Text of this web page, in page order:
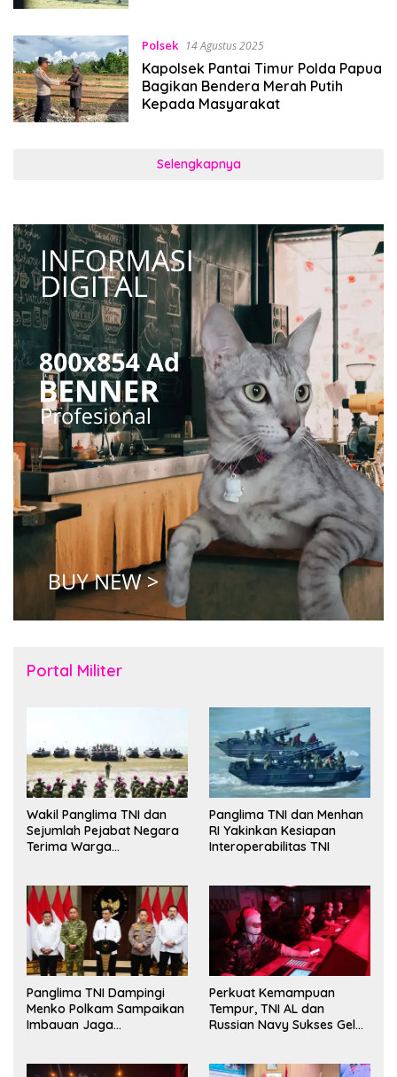
Polsek 14 Agustus 2025
Kapolsek Pantai Timur Polda Papua
Bagikan Bendera Merah Putih
Kepada Masyarakat
Selengkapnya
Portal Militer
Wakil Panglima TNI dan
Sejumlah Pejabat Negara
Terima Warga
Panglima TNI dan Menhan
RI Yakinkan Kesiapan
Interoperabilitas TNI
Panglima TNI Dampingi
Menko Polkam Sampaikan
Imbauan Jaga
Perkuat Kemampuan
Tempur, TNI AL dan
Russian Navy Sukses Gelar